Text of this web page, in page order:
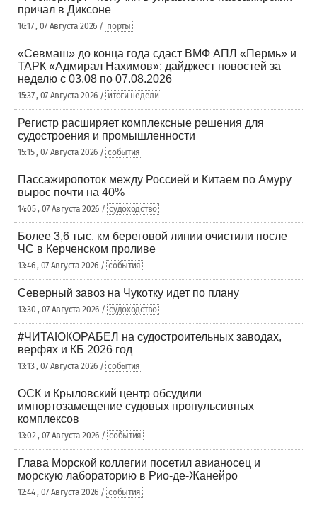
причал в Диксоне
16:17 , 07 Августа 2026 / порты
«Севмаш» до конца года сдаст ВМФ АПЛ «Пермь» и
ТАРК «Адмирал Нахимов»: дайджест новостей за
неделю с 03.08 по 07.08.2026
15:37 , 07 Августа 2026 / итоги недели
Регистр расширяет комплексные решения для
судостроения и промышленности
15:15 , 07 Августа 2026 / события
Пассажиропоток между Россией и Китаем по Амуру
вырос почти на 40%
14:05 , 07 Августа 2026 / судоходство
Более 3,6 тыс. км береговой линии очистили после
ЧС в Керченском проливе
13:46 , 07 Августа 2026 / события
Северный завоз на Чукотку идет по плану
13:30 , 07 Августа 2026 / судоходство
#ЧИТАЮКОРАБЕЛ на судостроительных заводах,
верфях и КБ 2026 год
13:13 , 07 Августа 2026 / события
ОСК и Крыловский центр обсудили
импортозамещение судовых пропульсивных
комплексов
13:02 , 07 Августа 2026 / события
Глава Морской коллегии посетил авианосец и
морскую лабораторию в Рио-де-Жанейро
12:44 , 07 Августа 2026 / события